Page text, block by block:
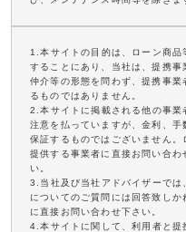
1.本サイトの目的は、ローン商
することにあり、当社は、提携事
仲介等の形態を問わず、提携事
るものではありません。
2.本サイトに掲載される他の事業
注意を払っていますが、金利、
保証するものではございません
提供する事業者に直接お問い合わ
い。
3.当社及び当社アドバイザーでは
についてのご質問には回答致し
に直接お問い合わせ下さい。
4.本サイトに関して、利用者と提